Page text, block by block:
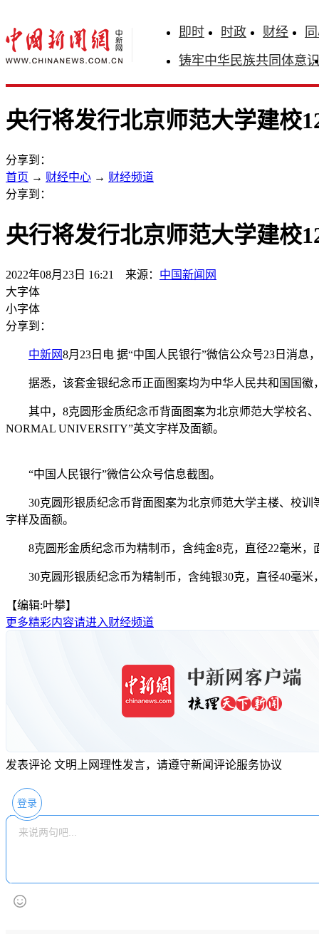
即时 时政 财经
铸牢中华民族共同体意识
央行将发行北京师范大学建校
分享到：
首页 → 财经中心 → 财经频道
分享到：
央行将发行北京师范大学建校
2022年08月23日 16:21 来源： 中国新闻网
大字体
小字体
分享到：
中新网8月23日电 据“中国人民银行”微信公众号23日消息
据悉，该套金银纪念币正面图案均为中华人民共和国国徽
其中，8克圆形金质纪念币背面图案为北京师范大学校名、
NORMAL UNIVERSITY”英文字样及面额。
“中国人民银行”微信公众号信息截图。
30克圆形银质纪念币背面图案为北京师范大学主楼、校训
字样及面额。
8克圆形金质纪念币为精制币，含纯金8克，直径22毫米，
30克圆形银质纪念币为精制币，含纯银30克，直径40毫米
【编辑:叶攀】
更多精彩内容请进入财经频道
发表评论 文明上网理性发言，请遵守新闻评论服务协议
登录